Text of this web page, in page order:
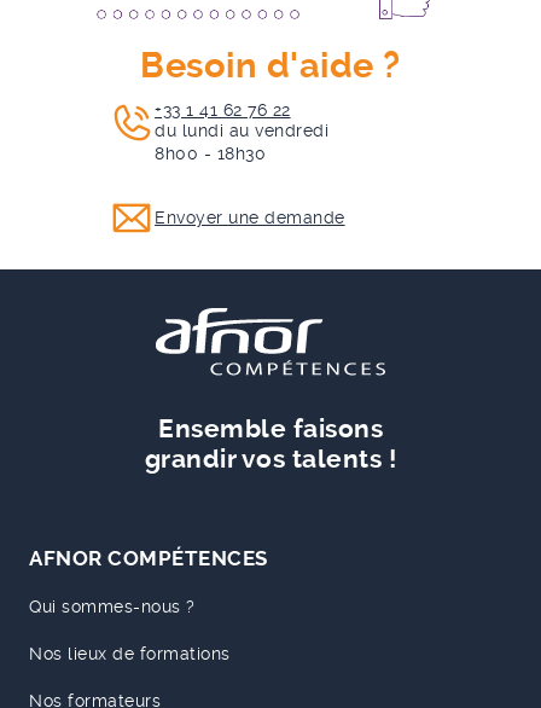
Besoin d'aide ?
+33 1 41 62 76 22
du lundi au vendredi
8h00 - 18h30
Envoyer une demande
Ensemble faisons
grandir vos talents !
AFNOR COMPÉTENCES
Qui sommes-nous ?
Nos lieux de formations
Nos formateurs